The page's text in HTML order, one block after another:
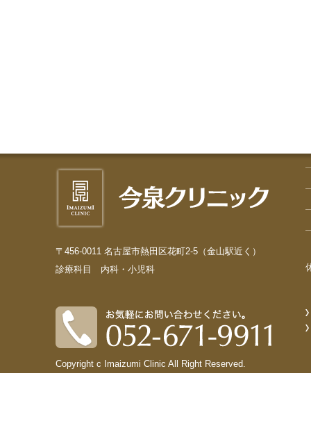
〒456-0011 名古屋市熱田区花町2-5（金山駅近く）
診療科目 内科・小児科
Copyright c Imaizumi Clinic All Right Reserved.